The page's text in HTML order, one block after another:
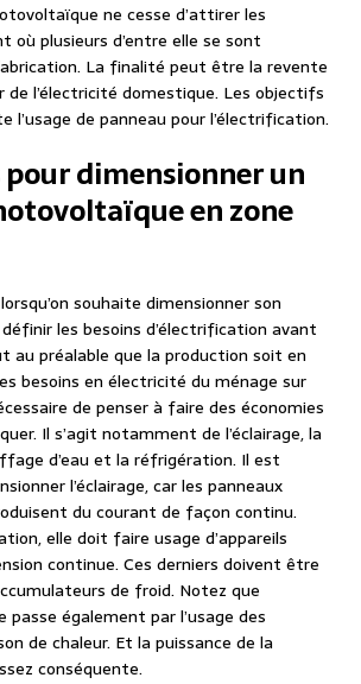
ne cesse d’attirer les
où plusieurs d’entre elle se sont
La finalité peut être la revente
de l’électricité domestique. Les objectifs
l’usage de panneau pour l’électrification.
dimensionner un
en zone
souhaite dimensionner son
les besoins d’électrification avant
au préalable que la production soit en
besoins en électricité du ménage sur
de penser à faire des économies
Il s’agit notamment de l’éclairage, la
d’eau et la réfrigération. Il est
l’éclairage, car les panneaux
du courant de façon continu.
elle doit faire usage d’appareils
continue. Ces derniers doivent être
de froid. Notez que
passe également par l’usage des
de chaleur. Et la puissance de la
conséquente.